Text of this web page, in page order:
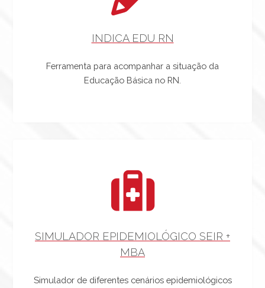
INDICA EDU RN
Ferramenta para acompanhar a situação da
Educação Básica no RN.
SIMULADOR EPIDEMIOLÓGICO SEIR +
MBA
Simulador de diferentes cenários epidemiológicos